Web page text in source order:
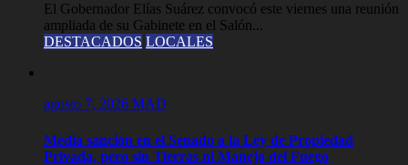
El Gobernador Elías Suárez convocó este viernes una reunión
ampliada de su Gabinete en el Salón...
DESTACADOS LOCALES
agosto 7, 2026 MAD
Media sanción en el Senado a la Ley de Propiedad
Privada, pero sin Tierras ni Manejo del Fuego